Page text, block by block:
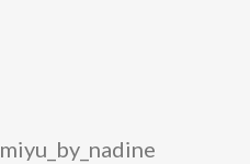
miyu_by_nadine